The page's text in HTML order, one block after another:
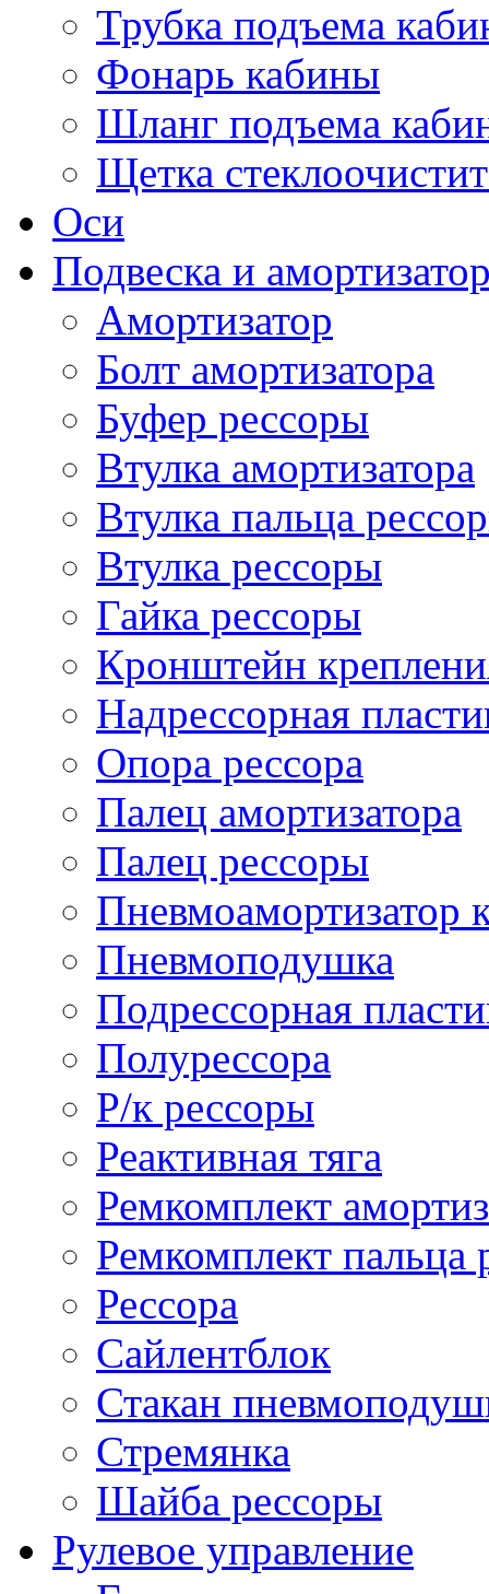
Трубка подъема
Фонарь кабины
Шланг подъема
Щетка
Оси
Подвеска и
Амортизатор
Болт амортизатора
Буфер рессоры
Втулка амортизатора
Втулка пальца
Втулка рессоры
Гайка рессоры
Кронштейн
Надрессорная
Опора рессора
Палец амортизатора
Палец рессоры
Пневмоамортизатор
Пневмоподушка
Подрессорная
Полурессора
Р/к рессоры
Реактивная тяга
Ремкомплект
Ремкомплект пальца
Рессора
Сайлентблок
Стакан
Стремянка
Шайба рессоры
Рулевое управление